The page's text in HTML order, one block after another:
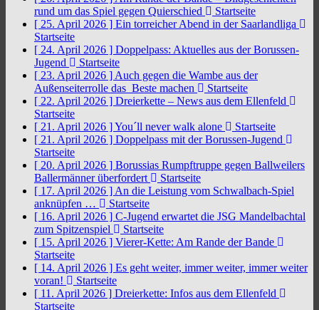
rund um das Spiel gegen Quierschied
Startseite
[ 25. April 2026 ] Ein torreicher Abend in der Saarlandliga
Startseite
[ 24. April 2026 ] Doppelpass: Aktuelles aus der Borussen-
Jugend
Startseite
[ 23. April 2026 ] Auch gegen die Wambe aus der
Außenseiterrolle das Beste machen
Startseite
[ 22. April 2026 ] Dreierkette – News aus dem Ellenfeld
Startseite
[ 21. April 2026 ]You´ll never walk alone
Startseite
[ 21. April 2026 ] Doppelpass mit der Borussen-Jugend
Startseite
[ 20. April 2026 ] Borussias Rumpftruppe gegen Ballweilers
Ballermänner überfordert
Startseite
[ 17. April 2026 ] An die Leistung vom Schwalbach-Spiel
anknüpfen …
Startseite
[ 16. April 2026 ] C-Jugend erwartet die JSG Mandelbachtal
zum Spitzenspiel
Startseite
[ 15. April 2026 ] Vierer-Kette: Am Rande der Bande
Startseite
[ 14. April 2026 ] Es geht weiter, immer weiter, immer weiter
voran!
Startseite
[ 11. April 2026 ] Dreierkette: Infos aus dem Ellenfeld
Startseite